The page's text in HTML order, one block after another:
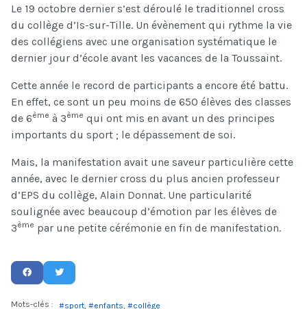
Le 19 octobre dernier s’est déroulé le traditionnel cross
du collège d’Is-sur-Tille. Un évènement qui rythme la vie
des collégiens avec une organisation systématique le
dernier jour d’école avant les vacances de la Toussaint.
Cette année le record de participants a encore été battu.
En effet, ce sont un peu moins de 650 élèves des classes
de 6ème à 3ème qui ont mis en avant un des principes
importants du sport ; le dépassement de soi.
Mais, la manifestation avait une saveur particulière cette
année, avec le dernier cross du plus ancien professeur
d’EPS du collège, Alain Donnat. Une particularité
soulignée avec beaucoup d’émotion par les élèves de
3ème par une petite cérémonie en fin de manifestation.
Mots-clés : sport enfants collège